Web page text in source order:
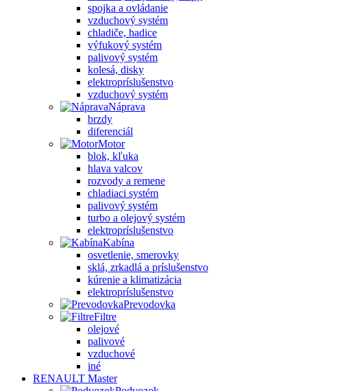
spojka a ovládanie
vzduchový systém
chladiče, hadice
výfukový systém
palivový systém
kolesá, disky
elektropríslušenstvo
vzduchový systém
Náprava
brzdy
diferenciál
Motor
blok, kľuka
hlava valcov
rozvody a remene
chladiaci systém
palivový systém
turbo a olejový systém
elektropríslušenstvo
Kabína
osvetlenie, smerovky
sklá, zrkadlá a príslušenstvo
kúrenie a klimatizácia
elektropríslušenstvo
Prevodovka
Filtre
olejové
palivové
vzduchové
iné
RENAULT Master